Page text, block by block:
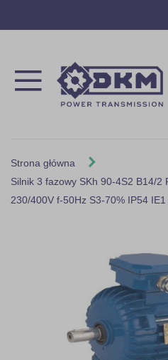
Strona główna
Silnik 3 fazowy SKh 90-4S2 B14/2
230/400V f-50Hz S3-70% IP54